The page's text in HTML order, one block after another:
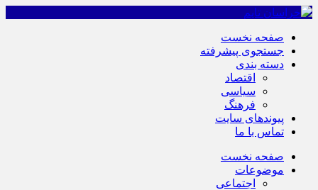
صفحه نخست
جستجوی پیشرفته
دسته بندی
اقتصاد
سیاسی
فرهنگ
پیوندهای سایت
تماس با ما
صفحه نخست
موضوعات
اجتماعی